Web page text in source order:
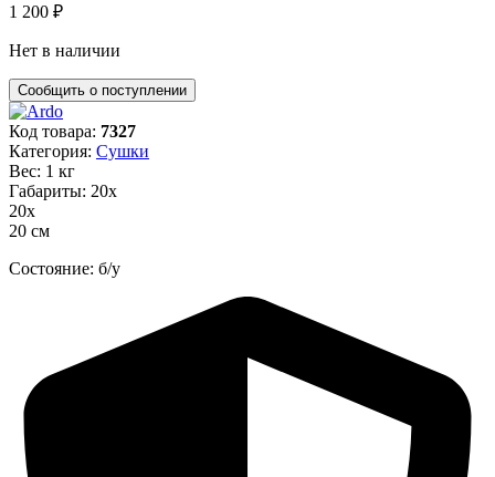
1 200 ₽
Нет в наличии
Код товара: 7327
Категория: Сушки
Вес: 1 кг
Габариты: 20х
20х
20 см
Состояние: б/у